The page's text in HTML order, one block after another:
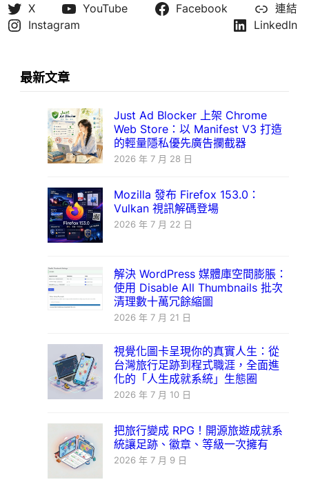
X YouTube Facebook
連結
Instagram
LinkedIn
最新文章
Just Ad Blocker 上架 Chrome
Web Store：以 Manifest V3 打造
的輕量隱私優先廣告攔截器
2026 年 7 月 28 日
Mozilla 發布 Firefox 153.0：
Vulkan 視訊解碼登場
2026 年 7 月 22 日
解決 WordPress 媒體庫空間膨脹：
使用 Disable All Thumbnails 批次
清理數十萬冗餘縮圖
2026 年 7 月 21 日
視覺化圖卡呈現你的真實人生：從
台灣旅行足跡到程式職涯，全面進
化的「人生成就系統」生態圈
2026 年 7 月 10 日
把旅行變成 RPG！開源旅遊成就系
統讓足跡、徽章、等級一次擁有
2026 年 7 月 9 日